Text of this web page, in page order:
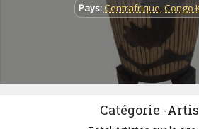
Pays: Centrafrique,Congo
Catégorie -